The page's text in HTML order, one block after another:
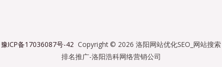
豫ICP备17036087号-42 Copyright © 2026 洛阳网站优化SEO_网站搜索
排名推广-洛阳浩科网络营销公司